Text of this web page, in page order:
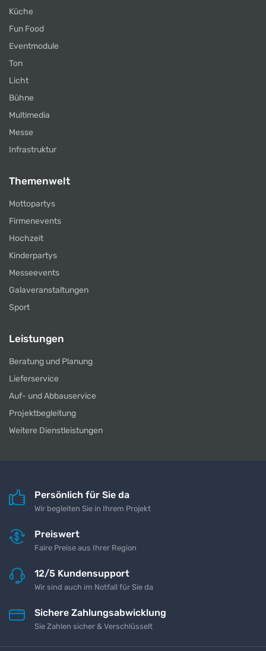
Küche
Fun Food
Eventmodule
Ton
Licht
Bühne
Multimedia
Messe
Infrastruktur
Themenwelt
Mottopartys
Firmenevents
Hochzeit
Kinderpartys
Messeevents
Galaveranstaltungen
Sport
Leistungen
Beratung und Planung
Lieferservice
Auf- und Abbauservice
Projektbegleitung
Weitere Dienstleistungen
Persönlich für Sie da
Wir begleiten Sie in Ihrem Projekt
Preiswert
Faire Preise aus Ihrer Region
12/5 Kundensupport
Wir sind auch im Notfall für Sie da
Sichere Zahlungsabwicklung
Sie Zahlen sicher & Verschlüsselt